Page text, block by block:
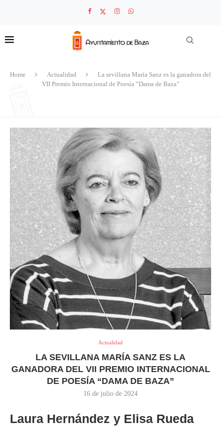
Home Actualidad
La sevillana María Sanz es la ganadora del
VII Premio Internacional de Poesía “Dama de Baza”
Actualidad
LA SEVILLANA MARÍA SANZ ES LA
GANADORA DEL VII PREMIO INTERNACIONAL
DE POESÍA “DAMA DE BAZA”
16 de julio de 2024
Laura Hernández y Elisa Rueda